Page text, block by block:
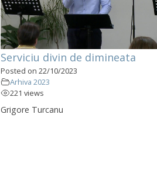
Serviciu divin de dimineata
Posted on 22/10/2023
Arhiva 2023
221 views
Grigore Turcanu